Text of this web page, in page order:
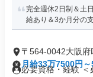
完全週休2日制＆土
給あり＆3か月分の
〒564-0042大阪府
月給33万7500円～
必要資格・経験 ＜